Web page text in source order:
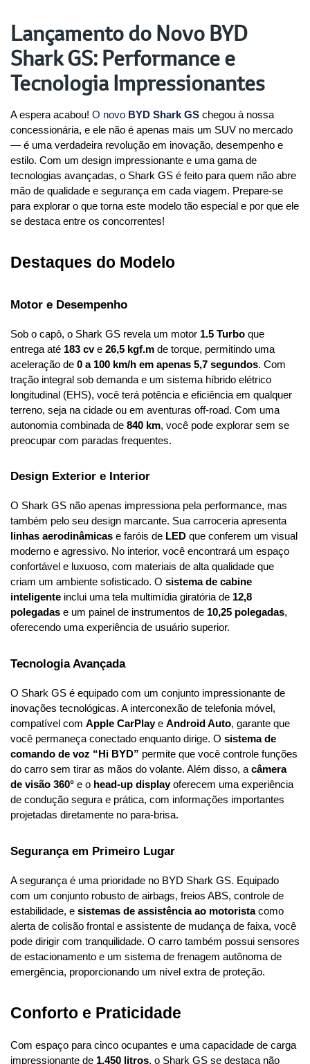
Lançamento do Novo BYD
Shark GS: Performance e
Tecnologia Impressionantes
A espera acabou! O novo BYD Shark GS chegou à nossa
concessionária, e ele não é apenas mais um SUV no mercado
— é uma verdadeira revolução em inovação, desempenho e
estilo. Com um design impressionante e uma gama de
tecnologias avançadas, o Shark GS é feito para quem não abre
mão de qualidade e segurança em cada viagem. Prepare-se
para explorar o que torna este modelo tão especial e por que ele
se destaca entre os concorrentes!
Destaques do Modelo
Motor e Desempenho
Sob o capô, o Shark GS revela um motor 1.5 Turbo que
entrega até 183 cv e 26,5 kgf.m de torque, permitindo uma
aceleração de 0 a 100 km/h em apenas 5,7 segundos. Com
tração integral sob demanda e um sistema híbrido elétrico
longitudinal (EHS), você terá potência e eficiência em qualquer
terreno, seja na cidade ou em aventuras off-road. Com uma
autonomia combinada de 840 km, você pode explorar sem se
preocupar com paradas frequentes.
Design Exterior e Interior
O Shark GS não apenas impressiona pela performance, mas
também pelo seu design marcante. Sua carroceria apresenta
linhas aerodinâmicas e faróis de LED que conferem um visual
moderno e agressivo. No interior, você encontrará um espaço
confortável e luxuoso, com materiais de alta qualidade que
criam um ambiente sofisticado. O sistema de cabine
inteligente inclui uma tela multimídia giratória de 12,8
polegadas e um painel de instrumentos de 10,25 polegadas,
oferecendo uma experiência de usuário superior.
Tecnologia Avançada
O Shark GS é equipado com um conjunto impressionante de
inovações tecnológicas. A interconexão de telefonia móvel,
compatível com Apple CarPlay e Android Auto, garante que
você permaneça conectado enquanto dirige. O sistema de
comando de voz “Hi BYD” permite que você controle funções
do carro sem tirar as mãos do volante. Além disso, a câmera
de visão 360° e o head-up display oferecem uma experiência
de condução segura e prática, com informações importantes
projetadas diretamente no para-brisa.
Segurança em Primeiro Lugar
A segurança é uma prioridade no BYD Shark GS. Equipado
com um conjunto robusto de airbags, freios ABS, controle de
estabilidade, e sistemas de assistência ao motorista como
alerta de colisão frontal e assistente de mudança de faixa, você
pode dirigir com tranquilidade. O carro também possui sensores
de estacionamento e um sistema de frenagem autônoma de
emergência, proporcionando um nível extra de proteção.
Conforto e Praticidade
Com espaço para cinco ocupantes e uma capacidade de carga
impressionante de 1.450 litros, o Shark GS se destaca não